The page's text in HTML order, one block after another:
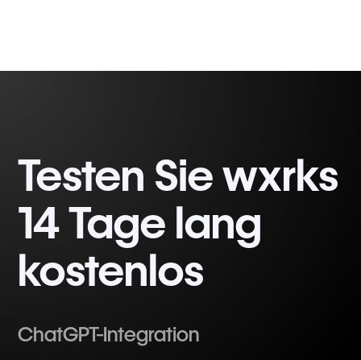
Testen Sie wxrks
14 Tage lang
kostenlos
ChatGPT-Integration